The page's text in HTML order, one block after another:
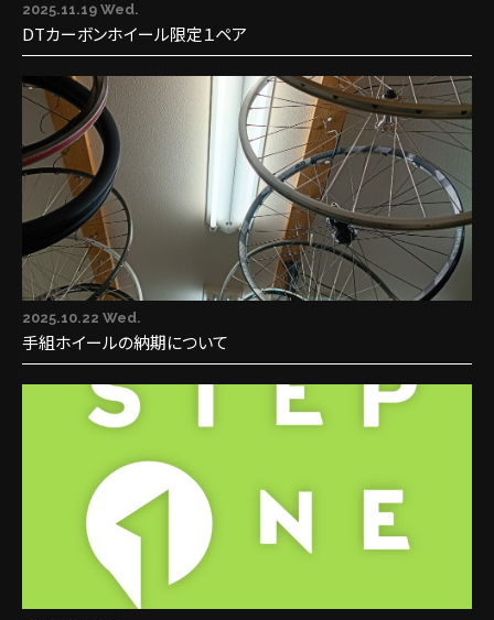
2025.11.19 Wed.
DTカーボンホイール限定１ペア
2025.10.22 Wed.
手組ホイールの納期について